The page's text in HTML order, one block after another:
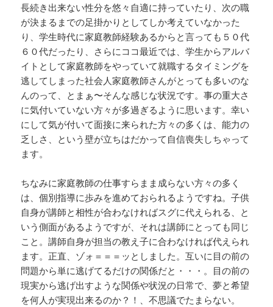
長続き出来ない性分を悠々自適に持っていたり、次の職
が決まるまでの足掛かりとしてしか考えていなかった
り、学生時代に家庭教師経験あるからと言っても５０代
６０代だったり、さらにココ最近では、学生からアルバ
イトとして家庭教師をやっていて就職するタイミングを
逃してしまった社会人家庭教師さんがとっても多いのな
んのって、とまぁ〜そんな感じな状況です。事の重大さ
に気付いていない方々が多過ぎるように思います。幸い
にして気が付いて面接に来られた方々の多くは、能力の
乏しさ、という壁が立ちはだかって自信喪失しちゃって
ます。
ちなみに家庭教師の仕事すらまま成らない方々の多く
は、個別指導に歩みを進めておられるようですね。子供
自身が講師と相性が合わなければスグに代えられる、と
いう側面があるようですが、それは講師にとっても同じ
こと。講師自身が担当の教え子に合わなければ代えられ
ます。正直、ゾォ＝＝＝ッとしました。互いに目の前の
問題から単に逃げてるだけの関係だと・・・。目の前の
現実から逃げ出すような関係や状況の日常で、夢と希望
を何人が実現出来るのか？！、不思議でたまらない。